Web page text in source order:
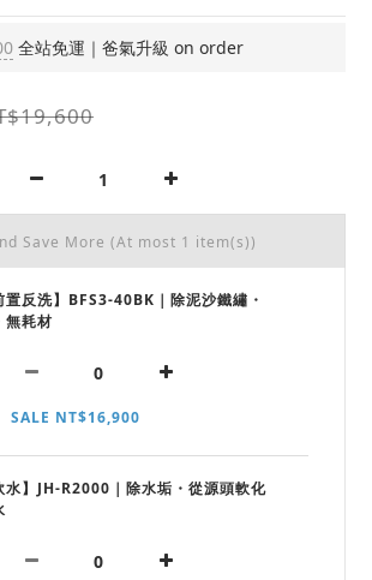
全站免運｜爸氣升級 on order
Save More (At most 1 item(s))
置反洗】BFS3-40BK｜除泥沙鐵繡・
無耗材
SALE NT$16,900
水】JH-R2000｜除水垢・從源頭軟化